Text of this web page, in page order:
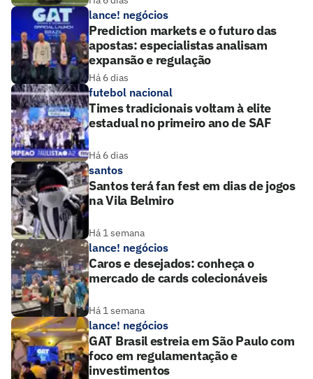
lance! negócios
Prediction markets e o futuro das
apostas: especialistas analisam
expansão e regulação
Há 6 dias
futebol nacional
Times tradicionais voltam à elite
estadual no primeiro ano de SAF
Há 6 dias
santos
Santos terá fan fest em dias de jogos
na Vila Belmiro
Há 1 semana
lance! negócios
Caros e desejados: conheça o
mercado de cards colecionáveis
Há 1 semana
lance! negócios
GAT Brasil estreia em São Paulo com
foco em regulamentação e
investimentos